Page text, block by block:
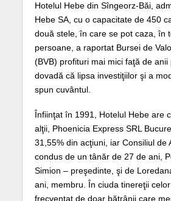
Hotelul Hebe din Sîngeorz-Băi,
Hebe SA, cu o capacitate de 450
două stele, în care se pot caza, în
persoane, a raportat Bursei de
(BVB) profituri mai mici faţă de anii
dovadă că lipsa investiţiilor şi a
spun cuvântul.
Înfiinţat în 1991, Hotelul Hebe are
alţii, Phoenicia Express SRL
31,55% din acţiuni, iar Consiliul de
condus de un tânăr de 27 de ani,
Simion – preşedinte, şi de
ani, membru. În ciuda tinereţii
frecventat de doar bătrânii care